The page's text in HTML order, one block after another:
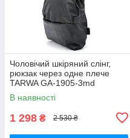
Чоловічий шкіряний слінг,
рюкзак через одне плече
TARWA GA-1905-3md
В наявності
1 298 ₴ 2 530 ₴